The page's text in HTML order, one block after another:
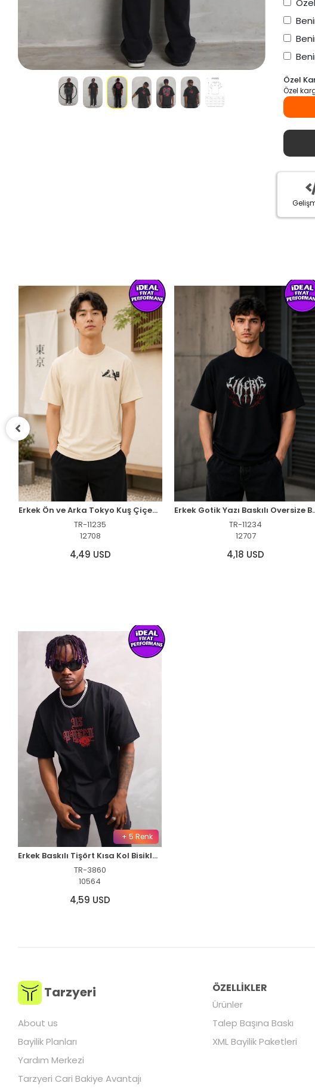
Özel
Özel
Erkek Ön ve Arka Tokyo Kuş Çiçek Baskılı Oversize T-Shirt - Ekru
TR-11235
12708
4,49 USD
Erkek Gotik Yazı
TR-11234
12707
4,18 USD
+ 5 Renk
Erkek Baskılı Tişört Kısa Kol Bisiklet Yaka Oversize T-Shirt - Siyah
TR-3860
10564
4,59 USD
Tarzyeri
About us
Bayilik Planları
Yardım Merkezi
Tarzyeri Cari Bakiye Avantajı
ÖZELLİKLER
Ürünler
Talep Başına Baskı
XML Bayilik Paketleri